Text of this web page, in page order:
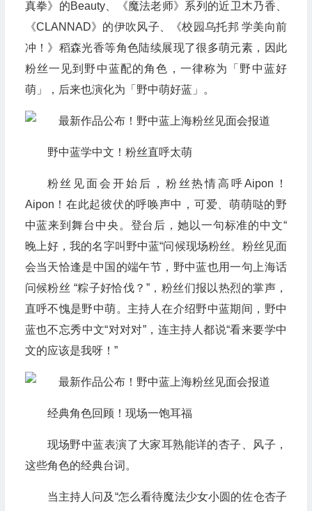
真拳》的Beauty、《魔法老师》系列的近卫木乃香、
《CLANNAD》的伊吹风子、《校园乌托邦 学美向前
冲！》稻森光香等角色陆续展现了很多萌元素，因此
粉丝一见到野中蓝配的角色，一律称为「野中蓝好
萌」，后来也演化为「野中萌好蓝」。
野中蓝学中文！粉丝直呼太萌
粉丝见面会开始后，粉丝热情高呼Aipon！
Aipon！在此起彼伏的呼唤声中，可爱、萌萌哒的野
中蓝来到舞台中央。登台后，她以一句标准的中文“
晚上好，我的名字叫野中蓝“问候现场粉丝。粉丝见面
会当天恰逢是中国的端午节，野中蓝也用一句上海话
问候粉丝 “粽子好恰伐？”，粉丝们报以热烈的掌声，
直呼不愧是野中萌。主持人在介绍野中蓝期间，野中
蓝也不忘秀中文“对对对”，连主持人都说“看来要学中
文的应该是我呀！”
经典角色回顾！现场一饱耳福
现场野中蓝表演了大家耳熟能详的杏子、风子，
这些角色的经典台词。
当主持人问及“怎么看待魔法少女小圆的佐仓杏子